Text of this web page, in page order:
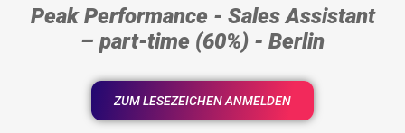
Peak Performance - Sales Assistant
– part-time (60%) - Berlin
ZUM LESEZEICHEN ANMELDEN